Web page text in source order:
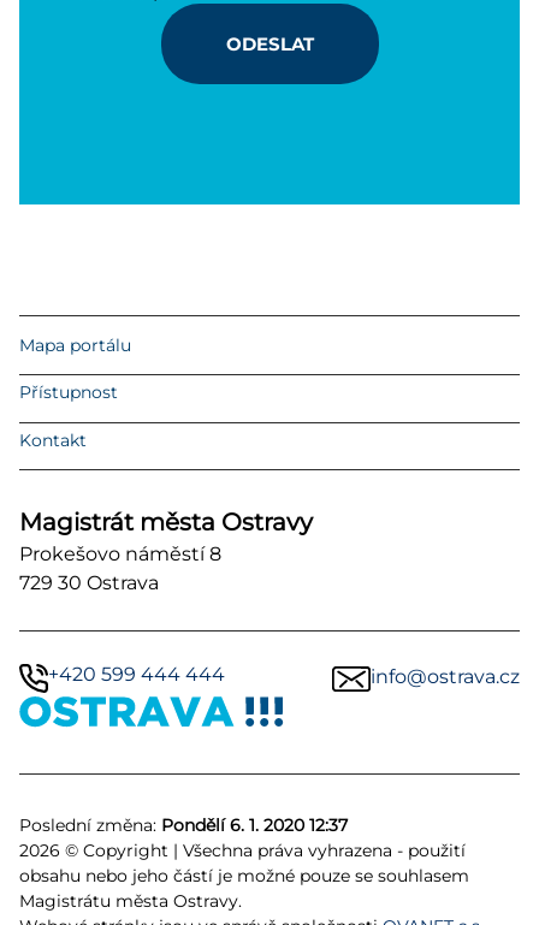
ODESLAT
Mapa portálu
Přístupnost
Kontakt
Magistrát města Ostravy
Prokešovo náměstí 8
729 30 Ostrava
+420 599 444 444 info@ostrava.cz
Poslední změna: Pondělí 6. 1. 2020 12:37
2026 © Copyright | Všechna práva vyhrazena - použití
obsahu nebo jeho částí je možné pouze se souhlasem
Magistrátu města Ostravy.